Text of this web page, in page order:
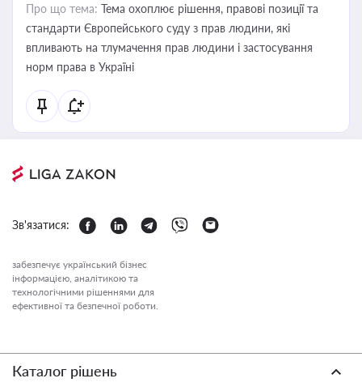
Про що тема: Тема охоплює рішення, правові позиції та
стандарти Європейського суду з прав людини, які
впливають на тлумачення прав людини і застосування
норм права в Україні
Зв'язатися:
забезпечує український бізнес
інформацією, аналітикою та
технологічними рішеннями для
ефективної та безпечної роботи.
Каталог рішень